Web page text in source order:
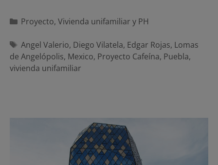
Categorías
Proyecto, Vivienda unifamiliar y PH
Etiquetas
Angel Valerio, Diego Vilatela, Edgar Rojas, Lomas
de Angelópolis, Mexico, Proyecto Cafeína, Puebla,
vivienda unifamiliar